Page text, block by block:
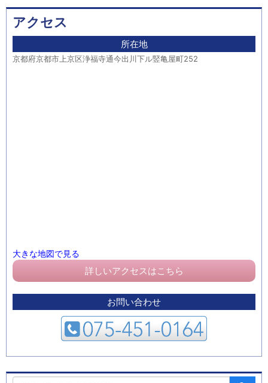
アクセス
所在地
京都府京都市上京区浄福寺通今出川下ル竪亀屋町252
大きな地図で見る
詳しいアクセスはこちら
お問い合わせ